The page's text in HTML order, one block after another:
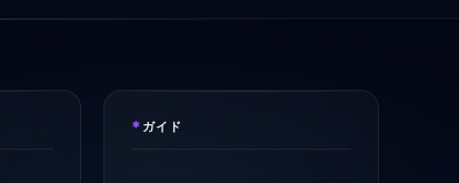
— 新しいゼロコミッショ
* ガイド